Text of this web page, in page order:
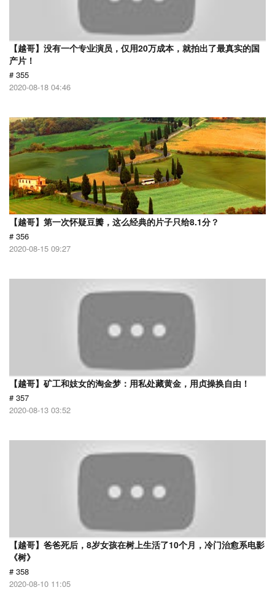
【越哥】没有一个专业演员，仅用20万成本，就拍出了最真实的国
产片！
# 355
2020-08-18 04:46
【越哥】第一次怀疑豆瓣，这么经典的片子只给8.1分？
# 356
2020-08-15 09:27
【越哥】矿工和妓女的淘金梦：用私处藏黄金，用贞操换自由！
# 357
2020-08-13 03:52
【越哥】爸爸死后，8岁女孩在树上生活了10个月，冷门治愈系电影
《树》
# 358
2020-08-10 11:05